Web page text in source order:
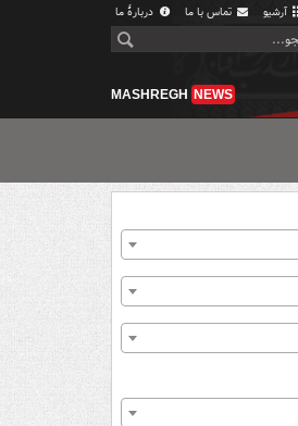
آرشیو تماس با ما دربارهٔ ما
MASHREGH NEWS